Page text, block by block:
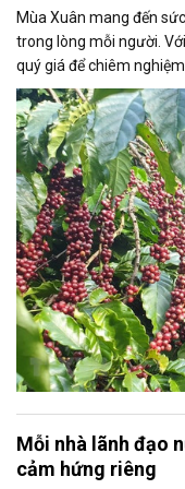
Mùa Xuân mang đến
trong lòng mỗi người.
quý giá để chiêm
mầm cho những hoài
mơ của họ không chỉ vì
một Việt Nam thịnh
mới - kỷ nguyên vươn
Mỗi nhà lãnh đạo
cảm hứng riêng